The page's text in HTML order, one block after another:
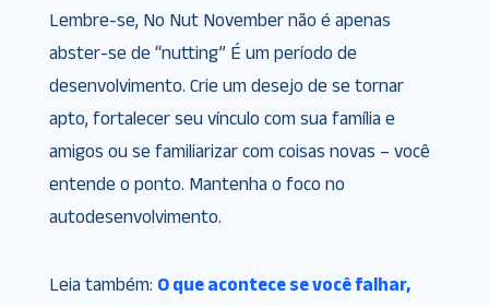
Lembre-se, No Nut November não é apenas
abster-se de “nutting” É um período de
desenvolvimento. Crie um desejo de se tornar
apto, fortalecer seu vínculo com sua família e
amigos ou se familiarizar com coisas novas – você
entende o ponto. Mantenha o foco no
autodesenvolvimento.
Leia também: O que acontece se você falhar,